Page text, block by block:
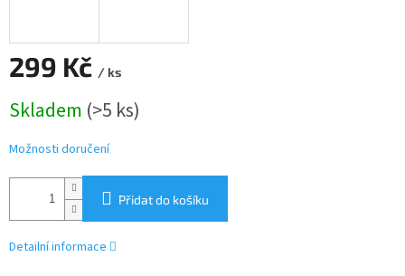
299 Kč / ks
cena:
Skladem (>5 ks)
Možnosti doručení
Přidat do košíku
Detailní informace